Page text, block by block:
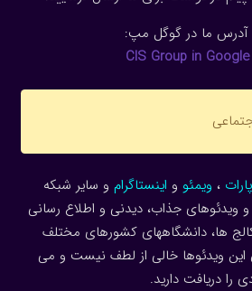
آدرس ما در گوگل مپ:
CIS Group in
، ویمئو و اینستاگرام و سایر شبکه
ویدئوهای جذاب، دیدنی و اطلاع رسانی
کالج ها، دانشگاههای کشورهای مختلف
این ویدئوها خالی از لطف نیست و می
را دریافت دارید.